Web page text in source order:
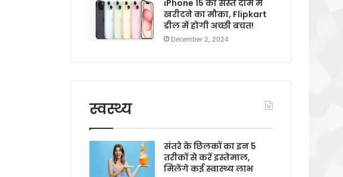
iPhone 15 को सस्ते दाम में
खरीदने का मौका, Flipkart
डील में होगी अच्छी बचत!
December 2, 2024
स्वस्थ्य
संतरे के छिलकों का इन 5
तरीकों से करें इस्तेमाल,
मिलेंगे कई स्वास्थ्य लाभ